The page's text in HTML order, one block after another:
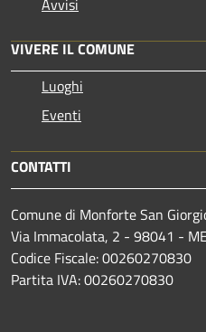
VIVERE IL COMUNE
Luoghi
Eventi
CONTATTI
Comune di Monforte San
Via Immacolata, 2 - 98041 - ME
Codice Fiscale: 00260270830
Partita IVA: 00260270830